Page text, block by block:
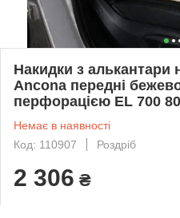
Накидки з алькантари
Ancona передні
перфорацією EL 700
Немає в наявності
Код: 110907
Роздріб
2 306 ₴